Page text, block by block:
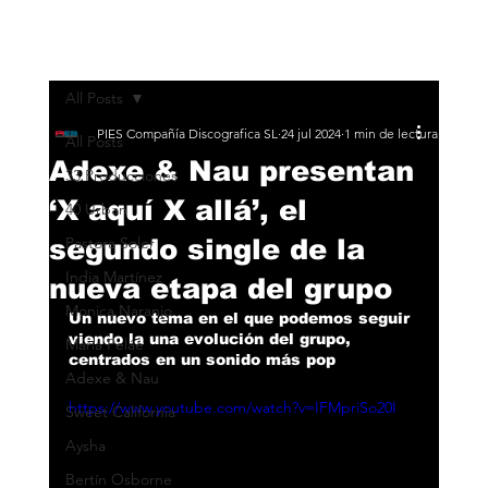
All Posts
33 Producciones
40 Urban
Pastora Soler
India Martínez
Monica Naranjo
María Peláe
Adexe & Nau
Sweet California
Aysha
Bertín Osborne
All Posts
Adexe & Nau presentan
‘X aquí X allá’, el
segundo single de la
nueva etapa del grupo
PIES Compañía Discografica SL 24 jul 2024 1 min de lectura
Un nuevo tema en el que podemos seguir
viendo la una evolución del grupo,
centrados en un sonido más pop
https://www.youtube.com/watch?v=IFMpriSo20I